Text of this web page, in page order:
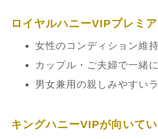
ロイヤルハニーVIPプレミ
女性のコンディション維
カップル・ご夫婦で一緒
男女兼用の親しみやすい
キングハニーVIPが向いて